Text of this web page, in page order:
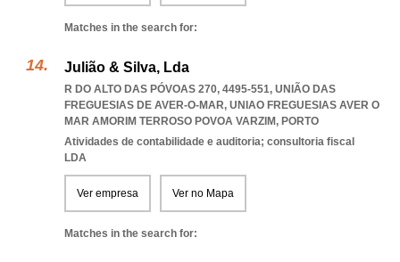
Matches in the search for:
Julião & Silva, Lda
R DO ALTO DAS PÓVOAS 270, 4495-551, UNIÃO DAS
FREGUESIAS DE AVER-O-MAR, UNIAO FREGUESIAS AVER O
MAR AMORIM TERROSO POVOA VARZIM, PORTO
Atividades de contabilidade e auditoria; consultoria fiscal
LDA
Ver empresa Ver no Mapa
Matches in the search for: